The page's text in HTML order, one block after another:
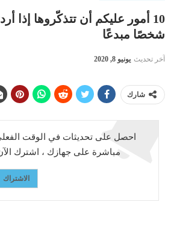
10 أمور عليكم أن تتذكّروها إذا
شخصًا مبدعًا
آخر تحديث يونيو 8, 2020
شارك
احصل على تحديثات في الوقت
مباشرة على جهازك ، اشترك
الاشتراك